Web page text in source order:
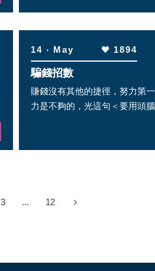
14 ‧ May 1894
騙錢招數
賺錢沒有其他的捷徑，努力第
力是不夠的，光這句＜要用頭
3 ... 12